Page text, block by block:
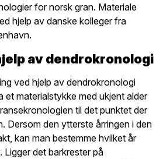
for norsk gran. Materiale
hjelp av danske kolleger fra
av dendrokronologi
ved hjelp av dendrokronologi
et materialstykke med ukjent alder
til det punktet der
Dersom den ytterste årringen i den
kan man bestemme hvilket år
det barkrester på